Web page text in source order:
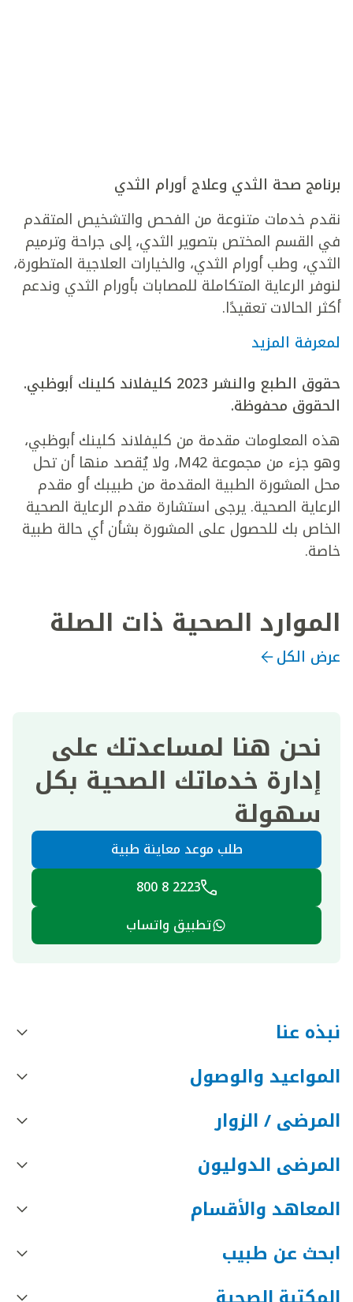
برنامج صحة الثدي وعلاج أورام الثدي
نقدم خدمات متنوعة من الفحص والتشخيص المتقدم
في القسم المختص بتصوير الثدي، إلى جراحة وترميم
الثدي، وطب أورام الثدي، والخيارات العلاجية المتطورة،
لنوفر الرعاية المتكاملة للمصابات بأورام الثدي وندعم
أكثر الحالات تعقيدًا.
لمعرفة المزيد
حقوق الطبع والنشر 2023 كليفلاند كلينك أبوظبي.
الحقوق محفوظة.
هذه المعلومات مقدمة من كليفلاند كلينك أبوظبي،
وهو جزء من مجموعة M42، ولا يُقصد منها أن تحل
محل المشورة الطبية المقدمة من طبيبك أو مقدم
الرعاية الصحية. يرجى استشارة مقدم الرعاية الصحية
الخاص بك للحصول على المشورة بشأن أي حالة طبية
خاصة.
الموارد الصحية ذات الصلة
عرض الكل
نحن هنا لمساعدتك على
إدارة خدماتك الصحية بكل
سهولة
طلب موعد معاينة طبية
2223 8 800
تطبيق واتساب
نبذه عنا
المواعيد والوصول
المرضى / الزوار
المرضى الدوليون
المعاهد والأقسام
ابحث عن طبيب